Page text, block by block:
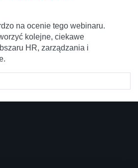
na ocenie tego webinaru.
kolejne, ciekawe
HR, zarządzania i